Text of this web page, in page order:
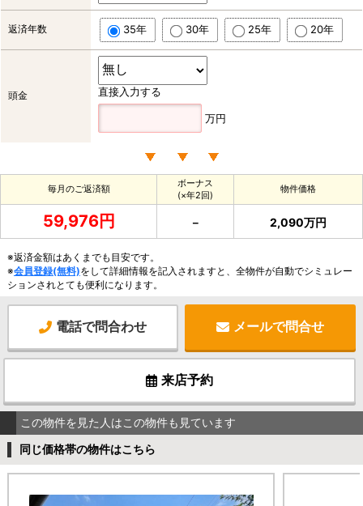
返済年数 35年 30年 25年 20年
頭金 直接入力する
万円
毎月のご返済額
ボーナス
(×年2回)
物件価格
59,976円 － 2,090万円
※返済金額はあくまでも目安です。
※会員登録(無料)をして詳細情報を記入されますと、全物件が自動でシミュレー
ションされとても便利になります。
電話で問合わせ メールで問合せ
来店予約
この物件を見た人はこの物件も見ています
同じ価格帯の物件はこちら